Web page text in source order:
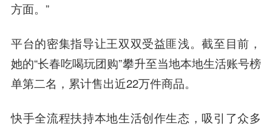
方面。”
平台的密集指导让王双双受益匪浅。截至目前，
她的“长春吃喝玩团购”攀升至当地本地生活账号榜
单第二名，累计售出近22万件商品。
快手全流程扶持本地生活创作生态，吸引了众多